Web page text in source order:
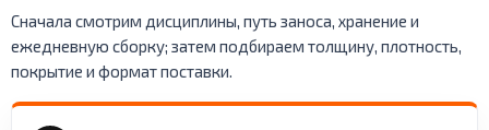
Сначала смотрим дисциплины, путь заноса, хранение и
ежедневную сборку; затем подбираем толщину, плотность,
покрытие и формат поставки.